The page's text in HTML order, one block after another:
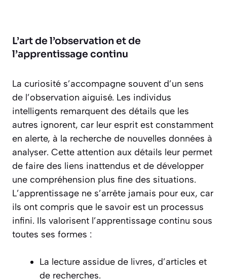
L’art de l’observation et de
l’apprentissage continu
La curiosité s’accompagne souvent d’un sens
de l’observation aiguisé. Les individus
intelligents remarquent des détails que les
autres ignorent, car leur esprit est constamment
en alerte, à la recherche de nouvelles données à
analyser. Cette attention aux détails leur permet
de faire des liens inattendus et de développer
une compréhension plus fine des situations.
L’apprentissage ne s’arrête jamais pour eux, car
ils ont compris que le savoir est un processus
infini. Ils valorisent l’apprentissage continu sous
toutes ses formes :
La lecture assidue de livres, d’articles et
de recherches.